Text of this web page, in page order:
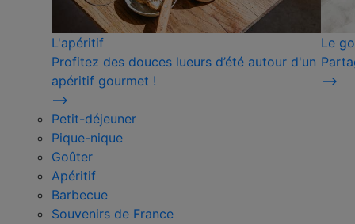
L'apéritif
Profitez des douces lueurs d’été autour d'un
apéritif gourmet !
⟶
Le
⟶
Petit-déjeuner
Pique-nique
Goûter
Apéritif
Barbecue
Souvenirs de France